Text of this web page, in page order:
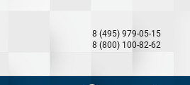
8 (495) 979-05-15
8 (800) 100-82-62